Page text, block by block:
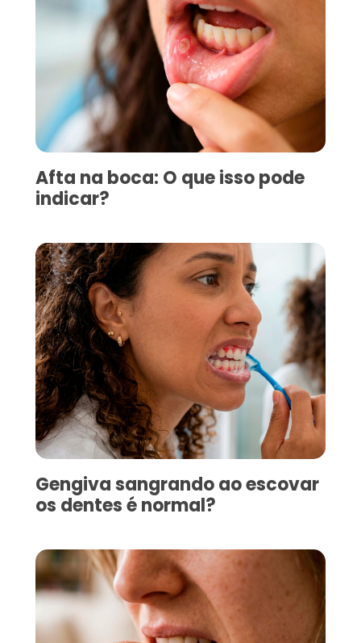
Afta na boca: O que isso pode
indicar?
Gengiva sangrando ao escovar
os dentes é normal?